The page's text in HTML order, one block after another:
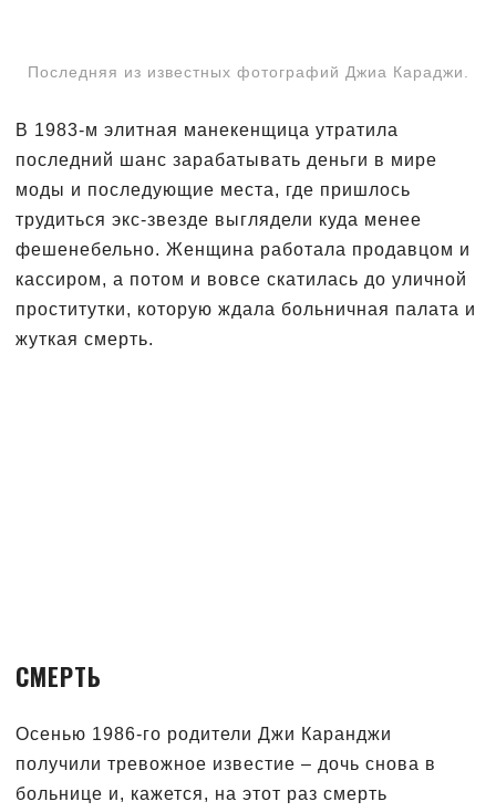
Последняя из известных фотографий Джиа Караджи.
В 1983-м элитная манекенщица утратила
последний шанс зарабатывать деньги в мире
моды и последующие места, где пришлось
трудиться экс-звезде выглядели куда менее
фешенебельно. Женщина работала продавцом и
кассиром, а потом и вовсе скатилась до уличной
проститутки, которую ждала больничная палата и
жуткая смерть.
СМЕРТЬ
Осенью 1986-го родители Джи Каранджи
получили тревожное известие – дочь снова в
больнице и, кажется, на этот раз смерть